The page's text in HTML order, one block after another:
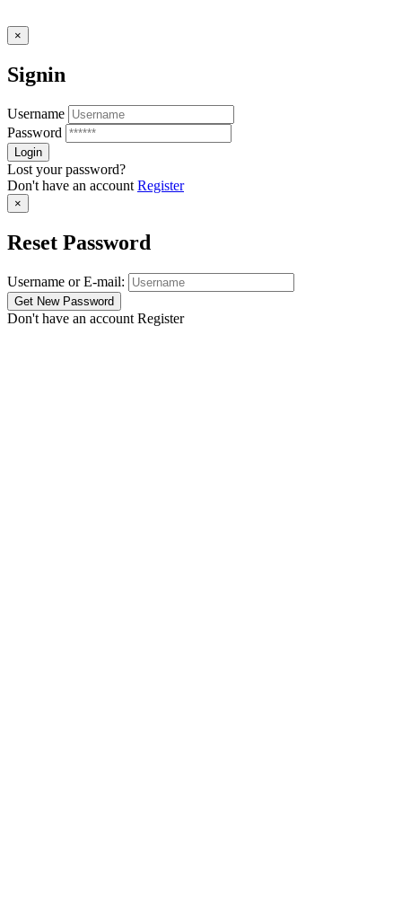
×
Signin
Username
Password
Lost your password?
Don't have an account Register
×
Reset Password
Username or E-mail:
Don't have an account Register